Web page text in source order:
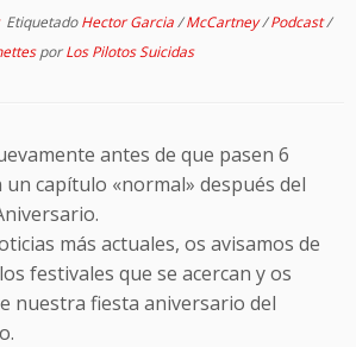
EtiquetadoHector Garcia/McCartney/Podcast/
porLos Pilotos Suicidas
antes de que pasen 6
un capítulo «normal» después del
más actuales, os avisamos de
festivales que se acercan y os
nuestra fiesta aniversario del